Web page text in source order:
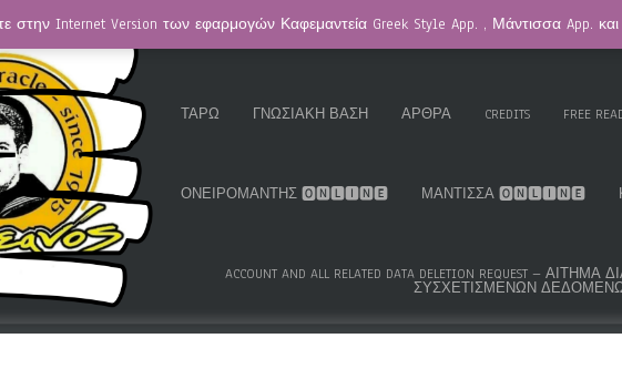
HOMEPAGE / ΚΑΦΕΜΑΝΤΕΊΑ GREEK ROMA GYPSY CARDS™
ΤΑΡΏ ΓΝΩΣΙΑΚΉ ΒΆΣΗ ΆΡΘΡΑ CREDITS FREE
ΟΝΕΙΡΟΜΆΝΤΗΣ 🅾🅽🅻🅸🅽🅴 ΜΆΝΤΙΣΣΑ 🅾🅽🅻🅸🅽🅴
ACCOUNT AND ALL RELATED DATA DELETION REQUEST –
ΣΥΣΧΕΤΙΣΜΈΝΩΝ
στην Internet Version των εφαρμογών Καφεμαντεία Greek Style App. , Μάντισσα App. και